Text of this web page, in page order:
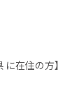
に在住の方】